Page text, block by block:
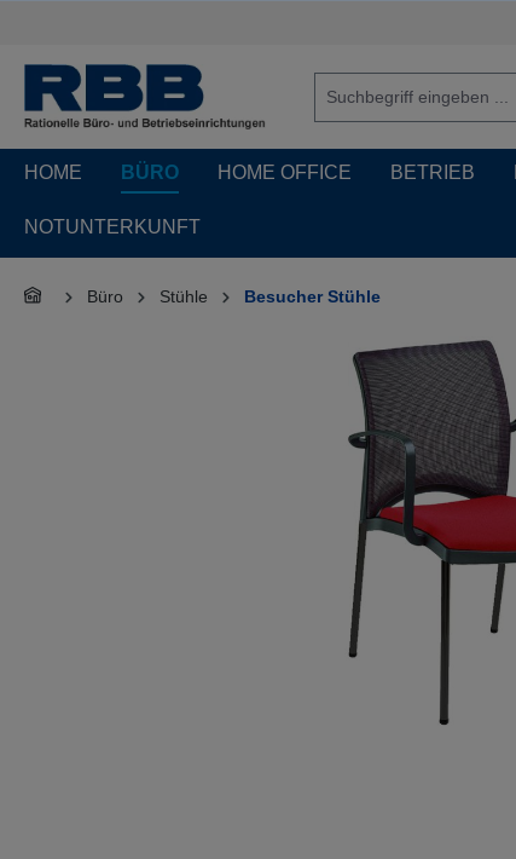
HOME BÜRO HOME OFFICE BETRIEB
NOTUNTERKUNFT
Büro Stühle Besucher Stühle